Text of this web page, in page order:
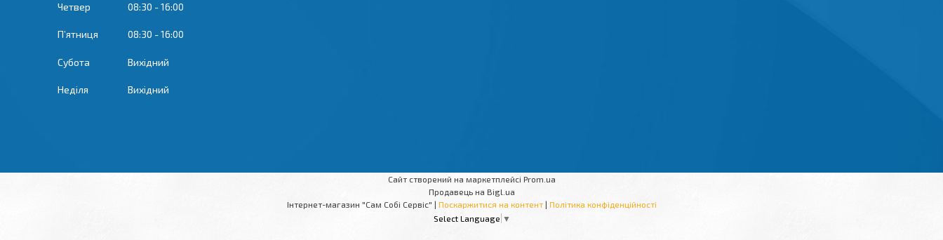
Четвер 08:30 16:00
Пʼятниця 08:30 16:00
Субота Вихідний
Неділя Вихідний
Сайт створений на маркетплейсі Prom.ua
Продавець на Bigl.ua
Інтернет-магазин "Сам Собі Сервіс" | Поскаржитися на контент | Політика конфіденційності
Select Language ▼